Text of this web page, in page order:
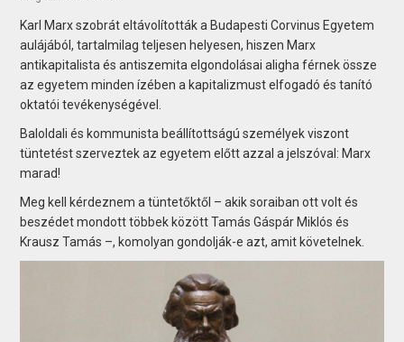
Karl Marx szobrát eltávolították a Budapesti Corvinus Egyetem
aulájából, tartalmilag teljesen helyesen, hiszen Marx
antikapitalista és antiszemita elgondolásai aligha férnek össze
az egyetem minden ízében a kapitalizmust elfogadó és tanító
oktatói tevékenységével.
Baloldali és kommunista beállítottságú személyek viszont
tüntetést szerveztek az egyetem előtt azzal a jelszóval: Marx
marad!
Meg kell kérdeznem a tüntetőktől – akik soraiban ott volt és
beszédet mondott többek között Tamás Gáspár Miklós és
Krausz Tamás –, komolyan gondolják-e azt, amit követelnek.